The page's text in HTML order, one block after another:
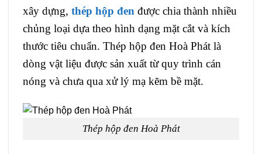
xây dựng, thép hộp đen được chia thành nhiều
chủng loại dựa theo hình dạng mặt cắt và kích
thước tiêu chuẩn. Thép hộp đen Hoà Phát là
dòng vật liệu được sản xuất từ quy trình cán
nóng và chưa qua xử lý mạ kẽm bề mặt.
Thép hộp đen Hoà Phát